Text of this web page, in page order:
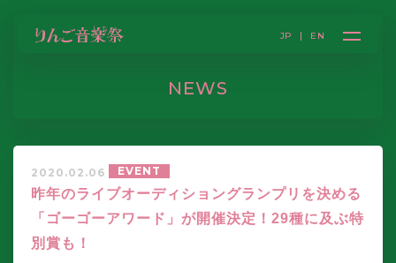
JP EN
NEWS
2020.02.06 EVENT
昨年のライブオーディショングランプリを決める
「ゴーゴーアワード」が開催決定！29種に及ぶ特
別賞も！